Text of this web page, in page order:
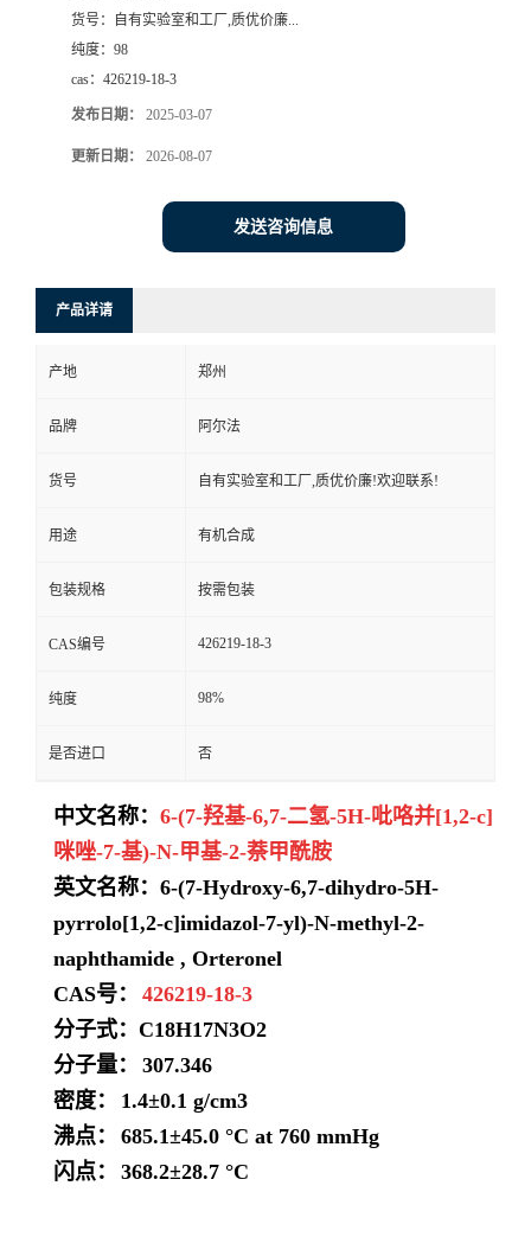
货号：
自有实验室和工厂,质优价廉...
纯度： 98
cas： 426219-18-3
发布日期： 2025-03-07
更新日期： 2026-08-07
发送咨询信息
产品详请
产地 郑州
品牌 阿尔法
货号 自有实验室和工厂,质优价廉!欢迎联系!
用途 有机合成
包装规格 按需包装
CAS编号 426219-18-3
纯度 98%
是否进口 否
中文名称： 6-(7-羟基-6,7-二氢-5H-吡咯并[1,2-c]
咪唑-7-基)-N-甲基-2-萘甲酰胺
英文名称：6-(7-Hydroxy-6,7-dihydro-5H-
pyrrolo[1,2-c]imidazol-7-yl)-N-methyl-2-
naphthamide , Orteronel
CAS号：
426219-18-3
分子式： C18H17N3O2
分子量：
307.346
密度：
1.4±0.1 g/cm3
沸点：
685.1±45.0 °C at 760 mmHg
闪点：
368.2±28.7 °C